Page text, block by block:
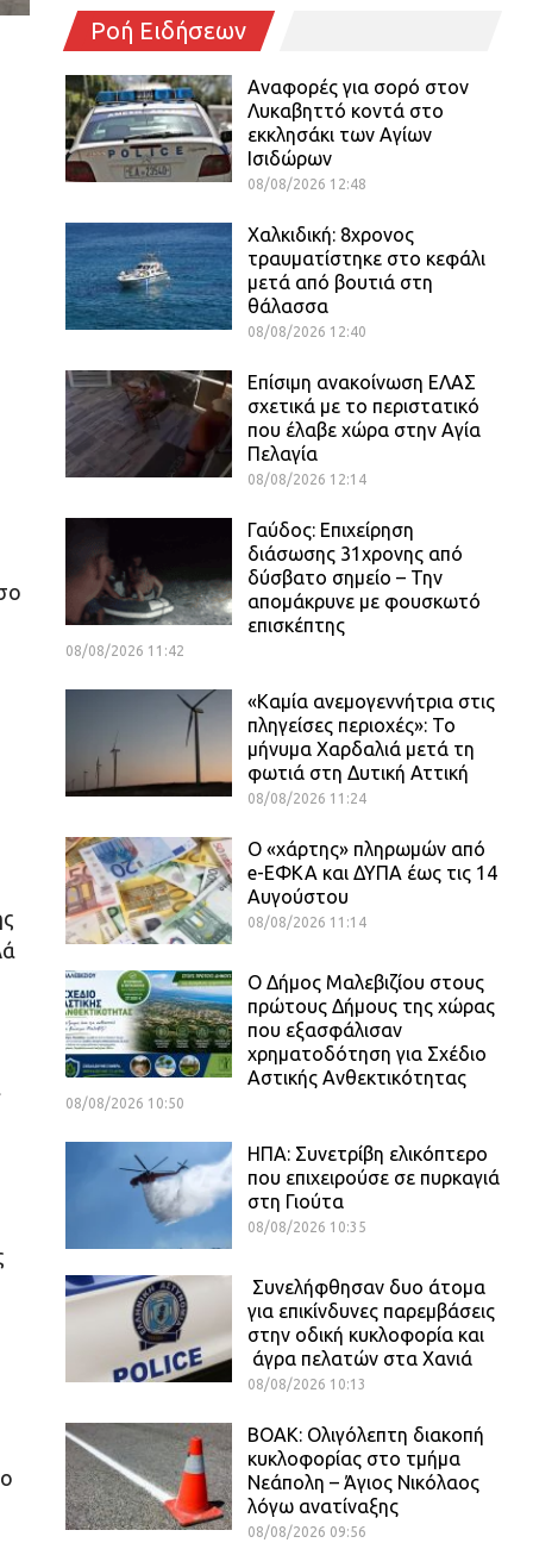
Ροή Ειδήσεων
Αναφορές για σορό στον
Λυκαβηττό κοντά στο
εκκλησάκι των Αγίων
Ισιδώρων
08/08/2026 12:48
Χαλκιδική: 8χρονος
τραυματίστηκε στο κεφάλι
μετά από βουτιά στη
θάλασσα
08/08/2026 12:40
Επίσιμη ανακοίνωση ΕΛΑΣ
σχετικά με το περιστατικό
που έλαβε χώρα στην Αγία
Πελαγία
08/08/2026 12:14
Γαύδος: Επιχείρηση
διάσωσης 31χρονης από
δύσβατο σημείο – Την
απομάκρυνε με φουσκωτό
επισκέπτης
08/08/2026 11:42
«Καμία ανεμογεννήτρια στις
πληγείσες περιοχές»: Το
μήνυμα Χαρδαλιά μετά τη
φωτιά στη Δυτική Αττική
08/08/2026 11:24
Ο «χάρτης» πληρωμών από
e-ΕΦΚΑ και ΔΥΠΑ έως τις 14
Αυγούστου
08/08/2026 11:14
Ο Δήμος Μαλεβιζίου στους
πρώτους Δήμους της χώρας
που εξασφάλισαν
χρηματοδότηση για Σχέδιο
Αστικής Ανθεκτικότητας
08/08/2026 10:50
ΗΠΑ: Συνετρίβη ελικόπτερο
που επιχειρούσε σε πυρκαγιά
στη Γιούτα
08/08/2026 10:35
Συνελήφθησαν δυο άτομα
για επικίνδυνες παρεμβάσεις
στην οδική κυκλοφορία και
άγρα πελατών στα Χανιά
08/08/2026 10:13
ΒΟΑΚ: Ολιγόλεπτη διακοπή
κυκλοφορίας στο τμήμα
Νεάπολη – Άγιος Νικόλαος
λόγω ανατίναξης
08/08/2026 09:56